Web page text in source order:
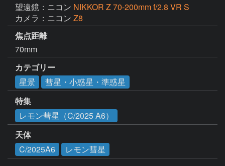
望遠鏡：ニコン NIKKOR Z 70-200mm f/2.8 VR S
カメラ：ニコン Z8
焦点距離
70mm
カテゴリー
星景
彗星・小惑星・準惑星
特集
レモン彗星（C/2025 A6）
天体
C/2025A6
レモン彗星